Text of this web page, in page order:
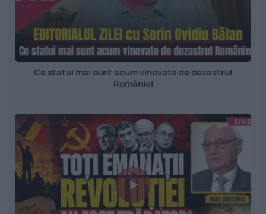
Ce statui mai sunt acum vinovate de dezastrul
României